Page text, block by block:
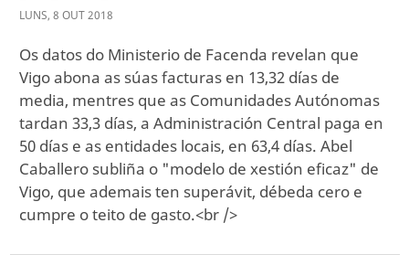
LUNS, 8 OUT2018
Os datos do Ministerio de Facenda revelan que
Vigo abona as súas facturas en 13,32 días de
media, mentres que as Comunidades Autónomas
tardan 33,3 días, a Administración Central paga en
50 días e as entidades locais, en 63,4 días. Abel
Caballero subliña o "modelo de xestión eficaz" de
Vigo, que ademais ten superávit, débeda cero e
cumpre o teito de gasto.<br />